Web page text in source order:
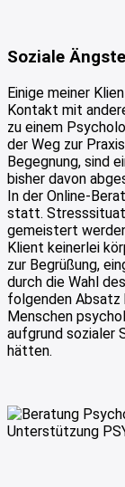
Soziale Ängste
Einige meiner
Kontakt mit
zu einem
der Weg zur
Begegnung, sind
bisher davon
In der Online-
statt.
gemeistert
Klient keinerlei
zur Begrüßung,
durch die Wahl
folgenden Absatz
Menschen
aufgrund sozialer
hätten.